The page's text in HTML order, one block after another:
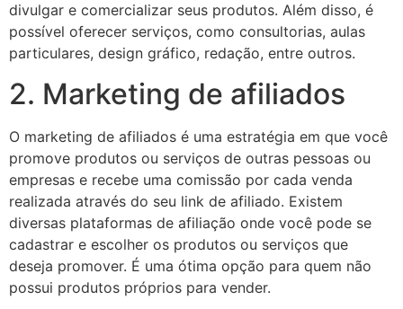
divulgar e comercializar seus produtos. Além disso, é
possível oferecer serviços, como consultorias, aulas
particulares, design gráfico, redação, entre outros.
2. Marketing de afiliados
O marketing de afiliados é uma estratégia em que você
promove produtos ou serviços de outras pessoas ou
empresas e recebe uma comissão por cada venda
realizada através do seu link de afiliado. Existem
diversas plataformas de afiliação onde você pode se
cadastrar e escolher os produtos ou serviços que
deseja promover. É uma ótima opção para quem não
possui produtos próprios para vender.